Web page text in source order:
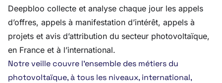
Deepbloo collecte et analyse chaque jour les appels
d’offres, appels à manifestation d’intérêt, appels à
projets et avis d’attribution du secteur photovoltaïque,
en France et à l’international.
Notre veille couvre l’ensemble des métiers du
photovoltaïque, à tous les niveaux, international,